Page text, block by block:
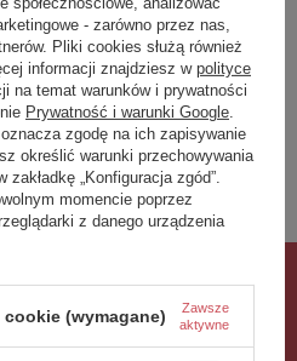
opinię
ocena:
5/5
- zarówno przez nas,
Pliki cookies służą również
informacji znajdziesz w polityce
na temat warunków i prywatności
Prywatność i warunki Google
zgodę na ich zapisywanie
określić warunki przechowywania
„Konfiguracja zgód”.
momencie poprzez
z danego urządzenia
(wymagane) Zawsze
aktywne